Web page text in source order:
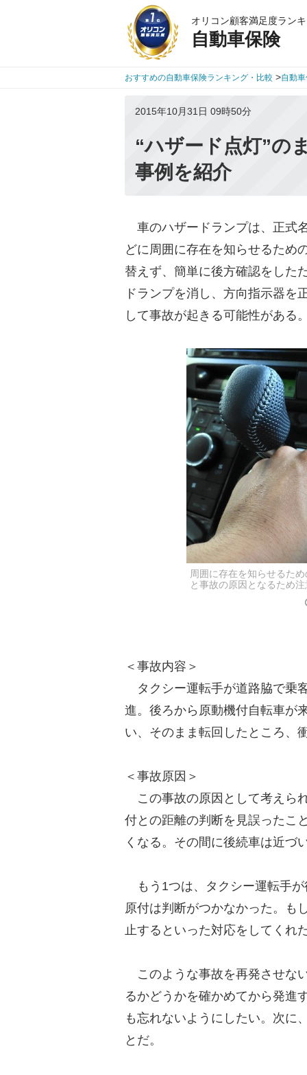
オリコン顧客満足度ラン
自動車保険
おすすめの自動車保険ランキング・比較 >自動
2015年10月31日 09時50分
“ハザード点灯”
事例を紹介
車のハザードランプは、正式
どに周囲に存在を知らせるため
替えず、簡単に後方確認をした
ドランプを消し、方向指示器を
して事故が起きる可能性がある
周囲に存在を知らせるた
と事故の原因となるため注
＜事故内容＞
タクシー運転手が道路脇で乗
進。後ろから原動機付自転車が
い、そのまま転回したところ、
＜事故原因＞
この事故の原因として考えら
付との距離の判断を見誤ったこ
くなる。その間に後続車は近づ
もう1つは、タクシー運転手
原付は判断がつかなかった。も
止するといった対応をしてくれ
このような事故を再発させな
るかどうかを確かめてから発進
も忘れないようにしたい。次に
とだ。